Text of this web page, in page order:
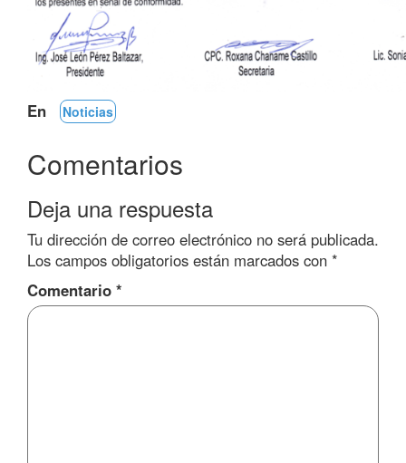
En Noticias
Comentarios
Deja una respuesta
Tu dirección de correo electrónico no será publicada.
Los campos obligatorios están marcados con *
Comentario *